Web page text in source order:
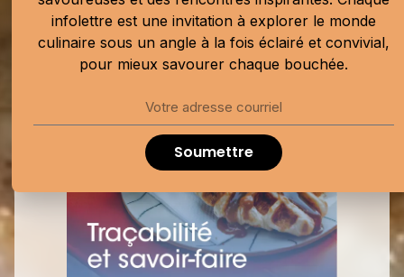
Publicité
infolettre est une invitation à explorer le monde
culinaire sous un angle à la fois éclairé et convivial,
pour mieux savourer chaque bouchée.
Soumettre